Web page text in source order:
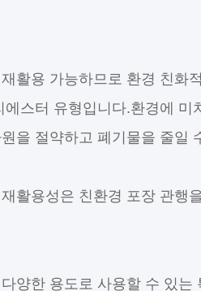
활용 가능하므로 환경 친화
스터 유형입니다.환경에
을 절약하고 폐기물을 줄일
활용성은 친환경 포장 관행
양한 용도로 사용할 수 있